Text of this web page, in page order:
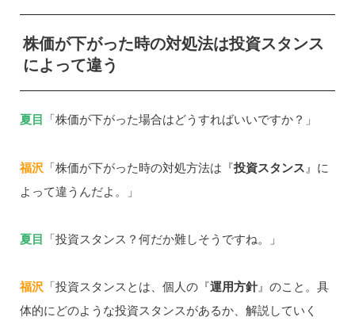
株価が下がった時の対処法は投資スタンス
によって違う
夏目 「株価が下がった場合はどうすればいいですか？」
福沢 「株価が下がった時の対処方法は『投資スタンス 』に
よって違うんだよ。」
夏目 「投資スタンス？何だか難しそうですね。」
福沢「投資スタンスとは、個人の『運用方針』のこと。具
体的にどのような投資スタンスがあるか、解説していく